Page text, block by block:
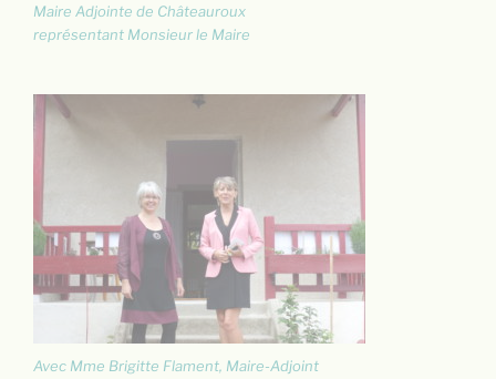
Maire Adjointe de Châteauroux
représentant Monsieur le Maire
Avec Mme Brigitte Flament, Maire-Adjoint